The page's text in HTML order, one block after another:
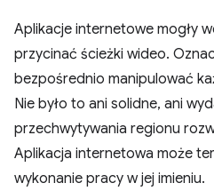
Aplikacje internetowe mogły
przycinać ścieżki wideo.
bezpośrednio manipulować
Nie było to ani solidne, ani
przechwytywania regionu
Aplikacja internetowa może
wykonanie pracy w jej imieniu.